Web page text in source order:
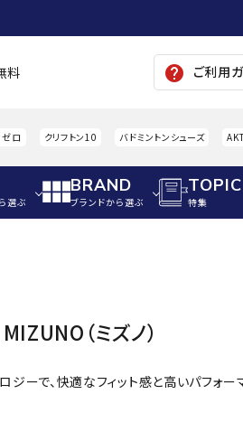
料 help ご利用
ゼロ クリフトン10 バドミントンシューズ
ジュニアサッカースパイク
ジュニアレーニングシューズ
選ぶ
ウター
ジャケット・アウター
その他ウェア
BRAND
ブランドから選ぶ
TOPIC
特集
MIZUNO（ミズノ）
ジーで、快適なフィット感と高いパフォ